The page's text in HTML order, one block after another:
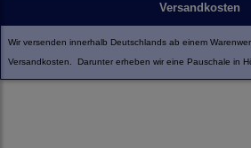
Versandkosten
Wir versenden innerhalb Deutschlands ab einem
Versandkosten. Darunter erheben wir eine Pauschale in